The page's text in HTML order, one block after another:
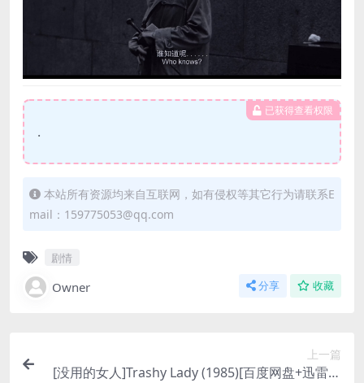
已获得查看权限
.
本站所有资源均来自互联网，如有侵权等其它行为请联系E
mail：159775053@qq.com
剧情
Owner 分享 收藏
上一篇
[没用的女人]Trashy Lady (1985)[百度网盘+迅雷云